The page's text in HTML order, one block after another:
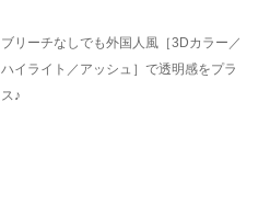
ブリーチなしでも外国人風［3Dカラー／
ハイライト／アッシュ］で透明感をプラ
ス♪